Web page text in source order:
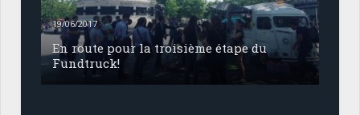
19/06/2017
En route pour la troisième étape du
Fundtruck!